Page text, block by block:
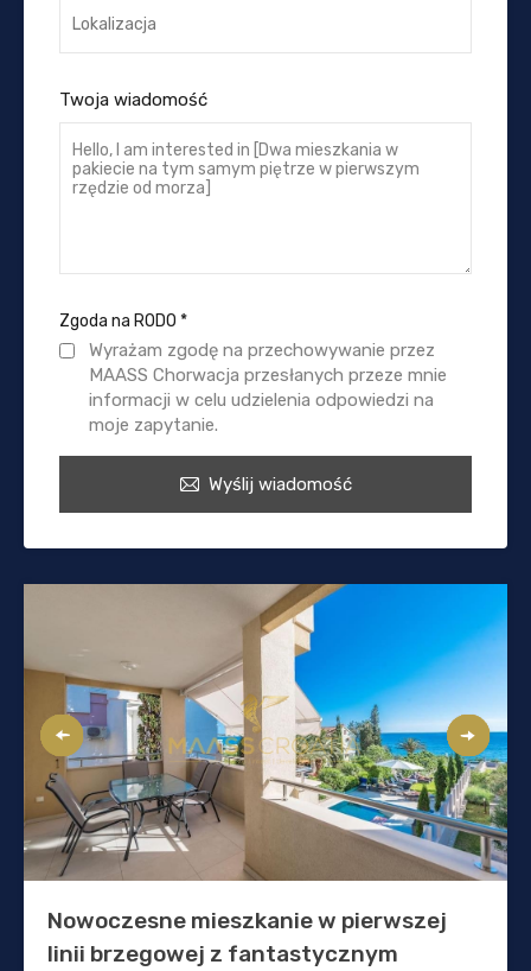
Twoja wiadomość
Zgoda na RODO *
Wyrażam zgodę na przechowywanie przez
MAASS Chorwacja przesłanych przeze mnie
informacji w celu udzielenia odpowiedzi na
moje zapytanie.
Wyślij wiadomość
Nowoczesne mieszkanie w pierwszej
linii brzegowej z fantastycznym